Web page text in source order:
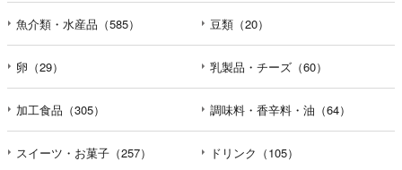
魚介類・水産品（585） 豆類（20）
卵（29） 乳製品・チーズ（60）
加工食品（305） 調味料・香辛料・油（64）
スイーツ・お菓子（257） ドリンク（105）